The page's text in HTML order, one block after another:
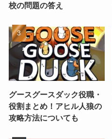
校の問題の答え
グースグースダック役職・
役割まとめ！アヒル人狼の
攻略方法についても